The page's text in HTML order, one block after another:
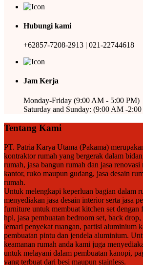
Hubungi kami
+62857-7208-2913 | 021-22744618
Jam Kerja
Monday-Friday (9:00 AM - 5:00 PM)
Saturday and Sunday: (9:00 AM -
Tentang Kami
PT. Patria Karya Utama (Pakama)
kontraktor rumah yang bergerak dalam
rumah, jasa bangun rumah dan jasa renovasi
kantor, ruko maupun gudang, jasa desain
rumah.
Untuk melengkapi keperluan bagian dalam
menyediakan jasa desain interior serta jasa
furniture untuk membuat kitchen set dengan
hpl, jasa pembuatan bedroom set, back
lemari penyekat ruangan, partisi aluminium
pembuatan pintu dan jendela aluminium.
keamanan rumah anda kami juga
untuk melayani dalam pembuatan kanopi,
yang terbuat dari besi maupun stainless.